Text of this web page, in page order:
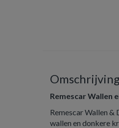
Remescar Wallen
Remescar Wallen
wallen en donkere